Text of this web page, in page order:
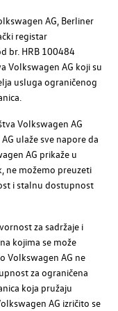
AG, Berliner
registar
br. HRB 100484
Volkswagen AG koji su
usluga ograničenog
Volkswagen AG
AG ulaže sve napore da
AG prikaže u
ne možemo preuzeti
i stalnu dostupnost
za sadržaje i
kojima se može
Volkswagen AG ne
za ograničena
koja pružaju
AG izričito se